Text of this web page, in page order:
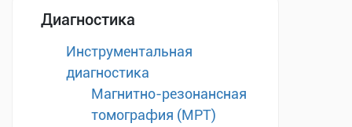
Диагностика
Инструментальная
диагностика
Магнитно-резонансная
томография (МРТ)